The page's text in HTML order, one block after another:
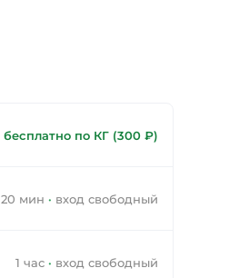
бесплатно по КГ (300 ₽)
20 мин · вход свободный
1 час · вход свободный